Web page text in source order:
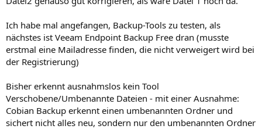
Ich habe mal angefangen, Backup-Tools zu testen, als
nächstes ist Veeam Endpoint Backup Free dran (musste
erstmal eine Mailadresse finden, die nicht verweigert wird bei
der Registrierung)
Bisher erkennt ausnahmslos kein Tool
Verschobene/Umbenannte Dateien - mit einer Ausnahme:
Cobian Backup erkennt einen umbenannten Ordner und
sichert nicht alles neu, sondern nur den umbenannten Ordner